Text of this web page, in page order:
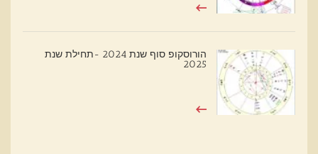
הורוסקופ סוף שנת 2024 -תחילת שנת
2025